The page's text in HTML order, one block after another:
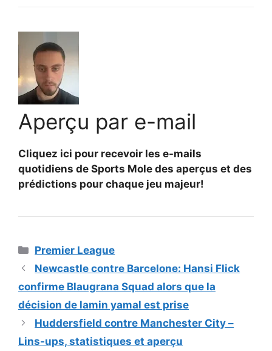
Aperçu par e-mail
Cliquez ici pour recevoir les e-mails
quotidiens de Sports Mole des aperçus et des
prédictions pour chaque jeu majeur!
Catégories
Premier League
Newcastle contre Barcelone: ​​Hansi Flick
confirme Blaugrana Squad alors que la
décision de lamin yamal est prise
Huddersfield contre Manchester City –
Lins-ups, statistiques et aperçu